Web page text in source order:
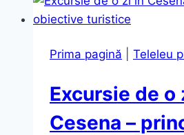
Prima pagină Teleleu
Excursie de o
Cesena –